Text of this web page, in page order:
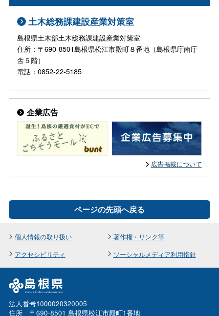
土木総務課建設産業対策室
島根県土木部土木総務課建設産業対策室
住所：〒690-8501島根県松江市殿町８番地（島根県庁南庁
舎５階）
電話：0852-22-5185
企業広告
広告掲載について
ページの先頭へ戻る
個人情報の取り扱い
著作権・リンク等
アクセシビリティ
ソーシャルメディア利用指針
法人番号1000020320005
住所 〒690-8501 島根県松江市殿町1番地